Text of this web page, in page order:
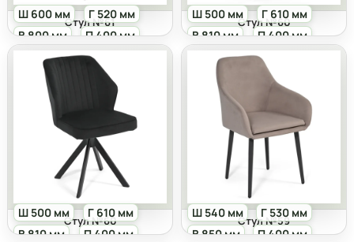
Ш 600 мм
Г 520 мм
В 800 мм
П 400 мм
Стул №61
Ш 500 мм
Г 610 мм
В 810 мм
П 400 мм
Стул №60
Ш 500 мм
Г 610 мм
В 810 мм
П 400 мм
Стул №60
Ш 540 мм
Г 530 мм
В 850 мм
П 400 мм
Стул №59